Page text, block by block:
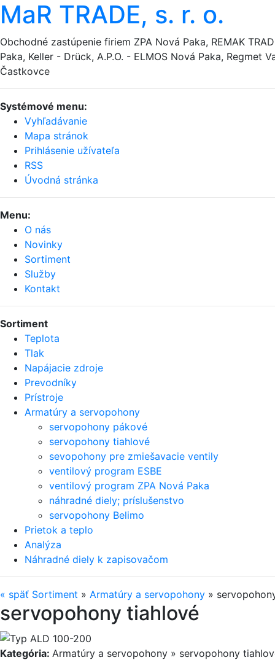
MaR TRADE, s. r. o.
Obchodné zastúpenie firiem ZPA Nová Paka, REMAK
Paka, Keller - Drück, A.P.O. - ELMOS Nová Paka, Regmet
Častkovce
Systémové menu:
Vyhľadávanie
Mapa stránok
Prihlásenie užívateľa
RSS
Úvodná stránka
Menu:
O nás
Novinky
Sortiment
Služby
Kontakt
Sortiment
Teplota
Tlak
Napájacie zdroje
Prevodníky
Prístroje
Armatúry a servopohony
servopohony pákové
servopohony tiahlové
sevopohony pre zmiešavacie ventily
ventilový program ESBE
ventilový program ZPA Nová Paka
náhradné diely; príslušenstvo
servopohony Belimo
Prietok a teplo
Analýza
Náhradné diely k zapisovačom
« späť Sortiment » Armatúry a servopohony »
servopohony tiahlové
Kategória: Armatúry a servopohony » servopohony